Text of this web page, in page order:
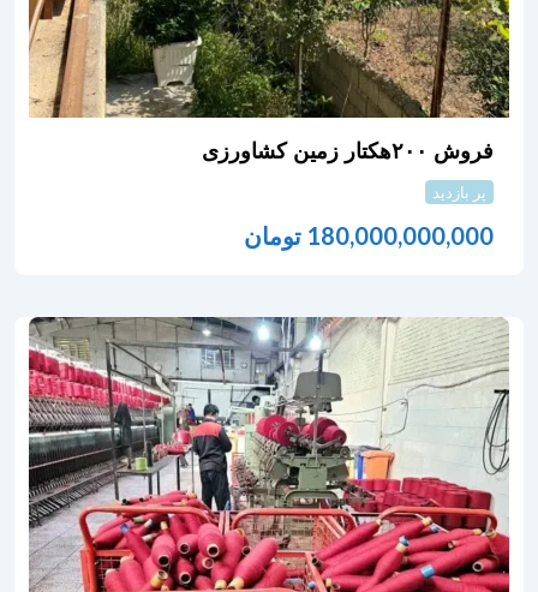
فروش ۲۰۰هکتار زمین کشاورزی
پر بازدید
180,000,000,000 تومان